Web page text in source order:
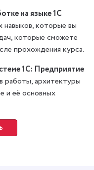
на языке 1С
навыков, которые вы
которые сможете
прохождения курса.
1С: Предприятие
работы, архитектуры
и её основных